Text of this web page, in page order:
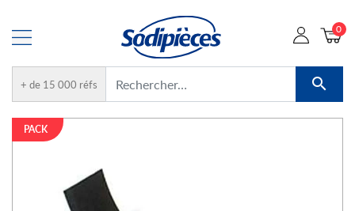
+ de 15 000 réfs 
0
PACK